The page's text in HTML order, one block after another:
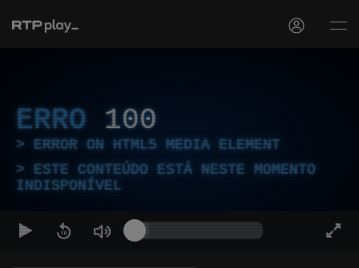
ERRO 100
ERROR ON HTML5 MEDIA ELEMENT
ESTE CONTEÚDO ESTÁ NESTE MOMENTO
INDISPONÍVEL